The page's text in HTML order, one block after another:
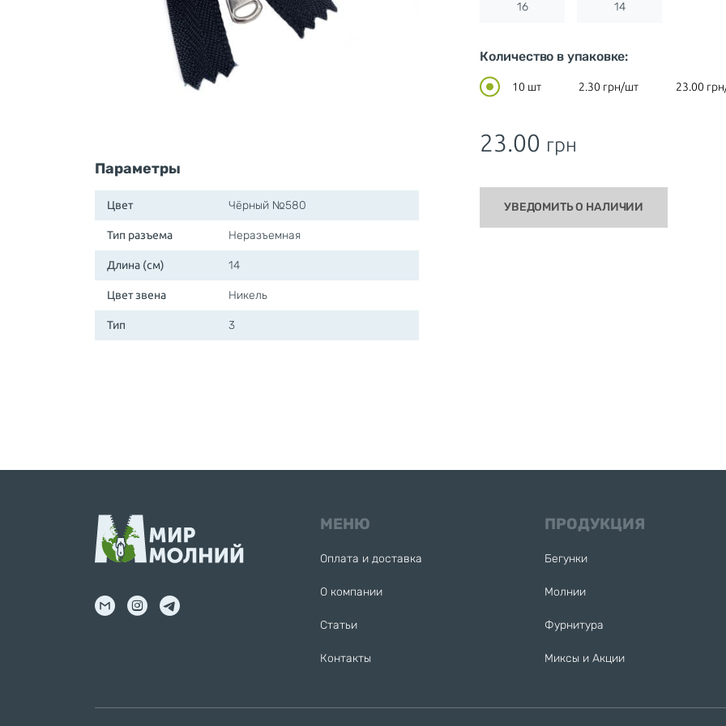
Параметры
Цвет Чёрный №580
Тип разъема Неразъемная
Длина (см) 14
Цвет звена Никель
Тип 3
16 14
Количество в упаковке:
10 шт 2.30 грн/шт 23.00
23.00 грн
УВЕДОМИТЬ О НАЛИЧИИ
МЕНЮ
Оплата и доставка
О компании
Статьи
Контакты
ПРОДУКЦИЯ
Бегунки
Молнии
Фурнитура
Миксы и Акции